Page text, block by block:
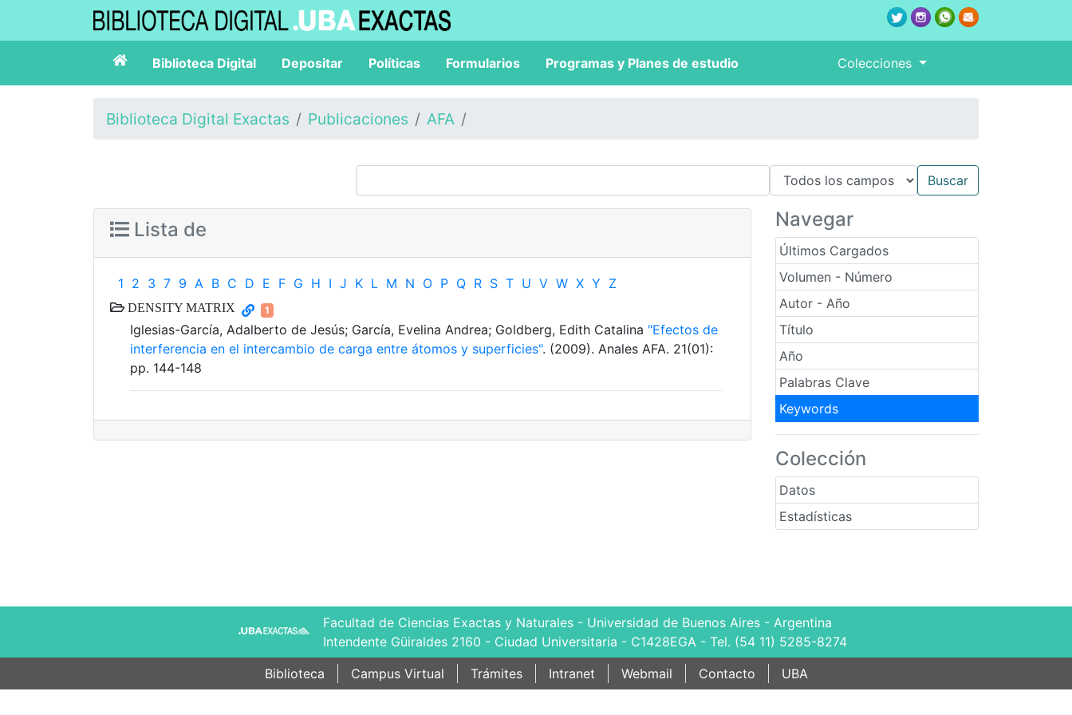
Biblioteca Digital Depositar Políticas Formularios Programas y Planes de estudio Colecciones
Biblioteca Digital Exactas Publicaciones AFA
Navegar
Últimos Cargados
Volumen - Número
Autor - Año
Título
Año
Palabras Clave
Keywords
Colección
Datos
Estadísticas
Lista de
1 2 3 7 9 A B C D E F G H I J K L M N O P Q R S T U V W X Y Z
DENSITY MATRIX 1
Iglesias-García, Adalberto de Jesús; García, Evelina Andrea; Goldberg, Edith Catalina "Efectos de
interferencia en el intercambio de carga entre átomos y superficies". (2009). Anales AFA. 21(01):
pp. 144-148
Facultad de Ciencias Exactas y Naturales - Universidad de Buenos Aires - Argentina
Intendente Güiraldes 2160 - Ciudad Universitaria - C1428EGA - Tel. (54 11) 5285-8274
Biblioteca
Campus Virtual Trámites Intranet Webmail Contacto UBA